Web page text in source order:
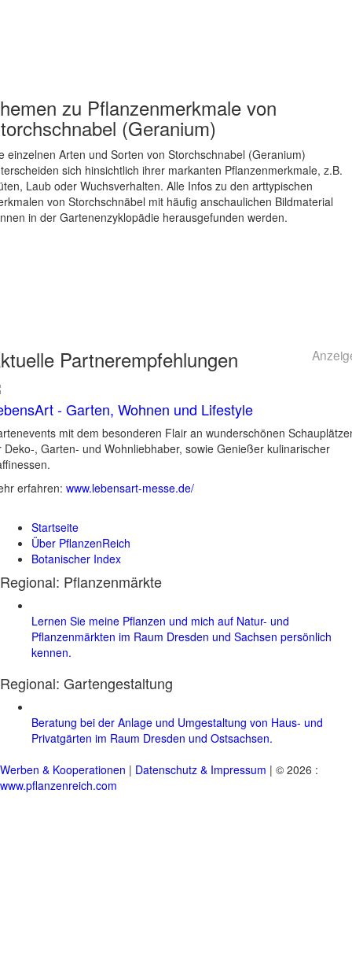
zu Pflanzenmerkmale von
(Geranium)
einzelnen Arten und Sorten von Storchschnabel (Geranium)
sich hinsichtlich ihrer markanten Pflanzenmerkmale, z.B.
Laub oder Wuchsverhalten. Alle Infos zu den arttypischen
von Storchschnäbel mit häufig anschaulichen Bildmaterial
in der Gartenenzyklopädie herausgefunden werden.
Partnerempfehlungen
- Garten, Wohnen und Lifestyle
mit dem besonderen Flair an wunderschönen
Deko-, Garten- und Wohnliebhaber, sowie Genießer kulinarischer
erfahren: www.lebensart-messe.de/
Startseite
Über PflanzenReich
Botanischer Index
Regional: Pflanzenmärkte
Lernen Sie meine Pflanzen und mich auf Natur- und
Pflanzenmärkten im Raum Dresden und Sachsen persönlich
kennen.
Regional: Gartengestaltung
Beratung bei der Anlage und Umgestaltung von Haus- und
Privatgärten im Raum Dresden und Ostsachsen.
Werben & Kooperationen | Datenschutz & Impressum | © 2026 :
www.pflanzenreich.com